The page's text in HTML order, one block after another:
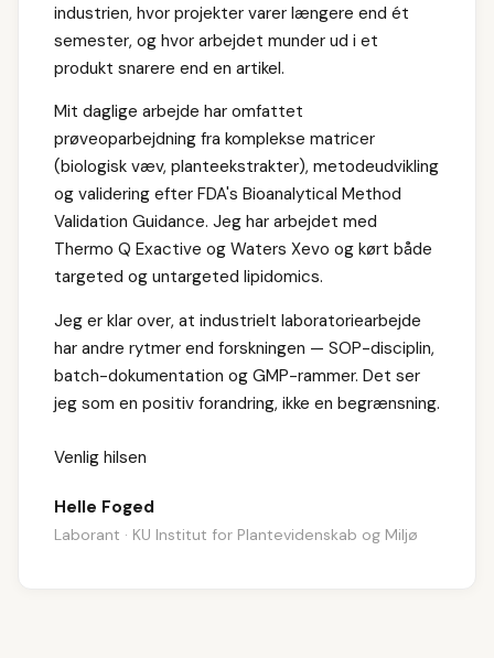
industrien, hvor projekter varer længere end ét
semester, og hvor arbejdet munder ud i et
produkt snarere end en artikel.
Mit daglige arbejde har omfattet
prøveoparbejdning fra komplekse matricer
(biologisk væv, planteekstrakter), metodeudvikling
og validering efter FDA's Bioanalytical Method
Validation Guidance. Jeg har arbejdet med
Thermo Q Exactive og Waters Xevo og kørt både
targeted og untargeted lipidomics.
Jeg er klar over, at industrielt laboratoriearbejde
har andre rytmer end forskningen — SOP-disciplin,
batch-dokumentation og GMP-rammer. Det ser
jeg som en positiv forandring, ikke en begrænsning.
Venlig hilsen
Helle Foged
Laborant · KU Institut for Plantevidenskab og Miljø